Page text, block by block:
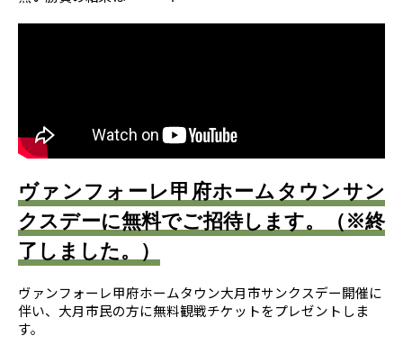
ヴァンフォーレ甲府ホームタウンサン
クスデーに無料でご招待します。（※終
了しました。）
ヴァンフォーレ甲府ホームタウン大月市サンクスデー開催に
伴い、大月市民の方に無料観戦チケットをプレゼントしま
す。